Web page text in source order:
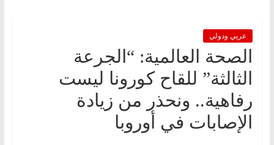
عربي ودولي
الصحة العالمية: “الجرعة
الثالثة” للقاح كورونا ليست
رفاهية.. ونحذر من زيادة
الإصابات في أوروبا